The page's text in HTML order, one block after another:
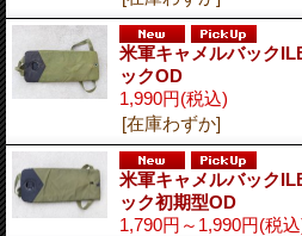
米軍キャメルバック
ックOD
1,990円(税込)
[在庫わずか]
米軍キャメルバック
ック初期型OD
1,790円～1,990円(税